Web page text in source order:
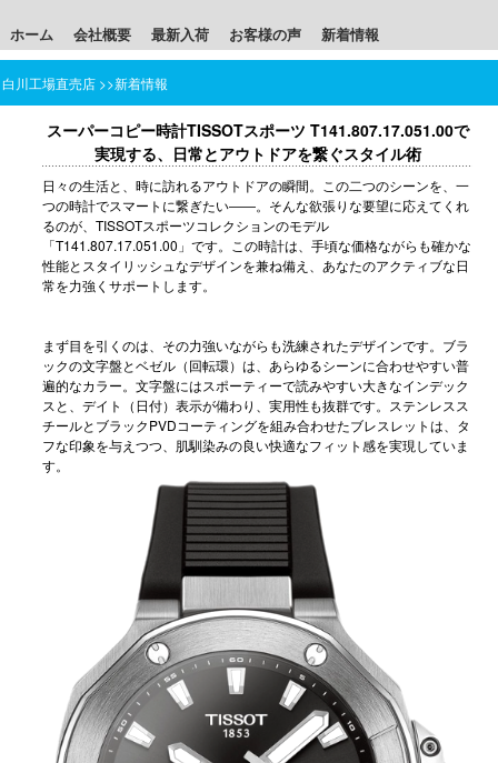
ホーム 会社概要 最新入荷 お客様の声 新着情報
白川工場直売店 >>新着情報
スーパーコピー時計TISSOTスポーツ T141.807.17.051.00で
実現する、日常とアウトドアを繋ぐスタイル術
日々の生活と、時に訪れるアウトドアの瞬間。この二つのシーンを、一
つの時計でスマートに繋ぎたい――。そんな欲張りな要望に応えてくれ
るのが、TISSOTスポーツコレクションのモデル
「T141.807.17.051.00」です。この時計は、手頃な価格ながらも確かな
性能とスタイリッシュなデザインを兼ね備え、あなたのアクティブな日
常を力強くサポートします。
まず目を引くのは、その力強いながらも洗練されたデザインです。ブラ
ックの文字盤とベゼル（回転環）は、あらゆるシーンに合わせやすい普
遍的なカラー。文字盤にはスポーティーで読みやすい大きなインデック
スと、デイト（日付）表示が備わり、実用性も抜群です。ステンレスス
チールとブラックPVDコーティングを組み合わせたブレスレットは、タ
フな印象を与えつつ、肌馴染みの良い快適なフィット感を実現していま
す。